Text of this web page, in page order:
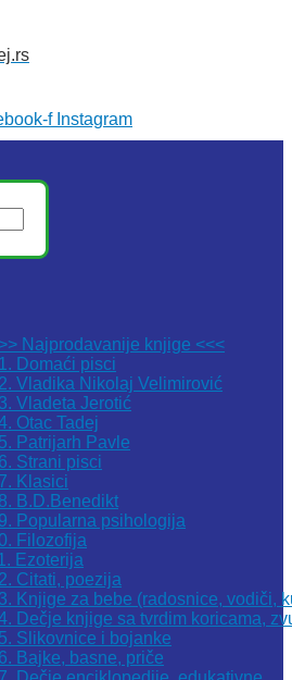
f Instagram
Najprodavanije knjige <<<
Domaći pisci
Vladika Nikolaj Velimirović
Vladeta Jerotić
Otac Tadej
Patrijarh Pavle
Strani pisci
Klasici
B.D.Benedikt
Popularna psihologija
Filozofija
Ezoterija
Citati, poezija
Knjige za bebe (radosnice, vodiči,
Dečje knjige sa tvrdim koricama,
Slikovnice i bojanke
Bajke, basne, priče